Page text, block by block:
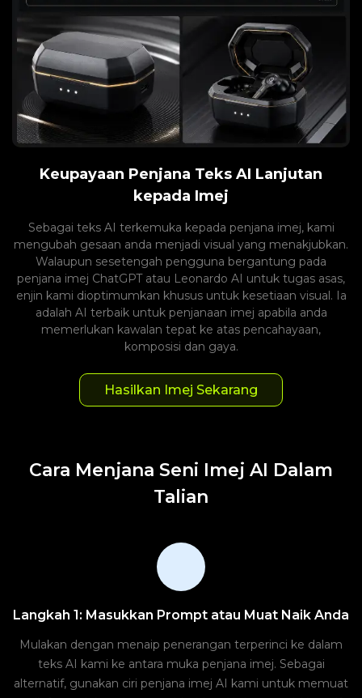
Keupayaan Penjana Teks AI Lanjutan
kepada Imej
Sebagai teks AI terkemuka kepada penjana imej, kami
mengubah gesaan anda menjadi visual yang menakjubkan.
Walaupun sesetengah pengguna bergantung pada
penjana imej ChatGPT atau Leonardo AI untuk tugas asas,
enjin kami dioptimumkan khusus untuk kesetiaan visual. Ia
adalah AI terbaik untuk penjanaan imej apabila anda
memerlukan kawalan tepat ke atas pencahayaan,
komposisi dan gaya.
Hasilkan Imej Sekarang
Cara Menjana Seni Imej AI Dalam
Talian
Langkah 1: Masukkan Prompt atau Muat Naik Anda
Mulakan dengan menaip penerangan terperinci ke dalam
teks AI kami ke antara muka penjana imej. Sebagai
alternatif, gunakan ciri penjana imej AI kami untuk memuat